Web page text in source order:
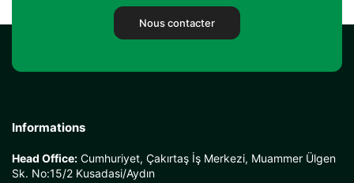
Nous contacter
Informations
Head Office: Cumhuriyet, Çakırtaş İş Merkezi, Muammer Ülgen
Sk. No:15/2 Kusadasi/Aydın